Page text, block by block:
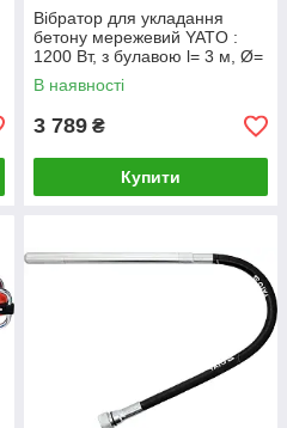
Вібратор для укладання
бетону мережевий YATO :
1200 Вт, з булавою l= 3 м, Ø=
35 мм [1/20]
В наявності
3 789 ₴
Купити